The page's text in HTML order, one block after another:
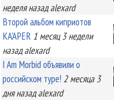
неделяназад alexard
Второй альбом киприотов
KA'APER 1 месяц 3 недели
назад alexard
I Am Morbid объявили о
российском туре! 2 месяца 3
дняназад alexard